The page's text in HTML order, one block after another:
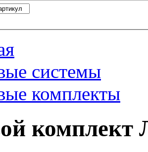
системы
комплекты